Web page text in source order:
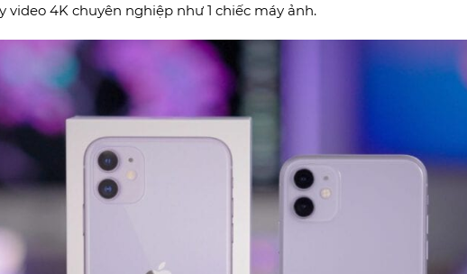
video 4K chuyên nghiệp như 1 chiếc máy ảnh.